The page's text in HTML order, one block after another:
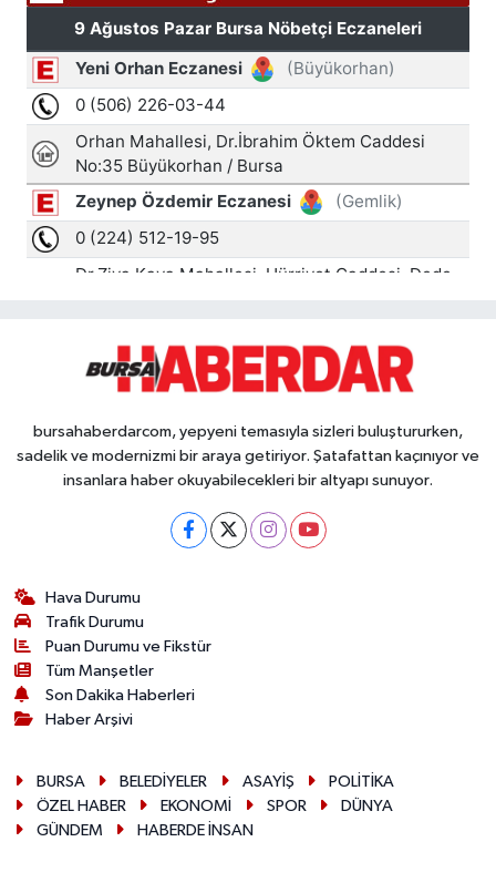
bursahaberdarcom, yepyeni temasıyla sizleri buluştururken,
sadelik ve modernizmi bir araya getiriyor. Şatafattan kaçınıyor ve
insanlara haber okuyabilecekleri bir altyapı sunuyor.
Hava Durumu
Trafik Durumu
Puan Durumu ve Fikstür
Tüm Manşetler
Son Dakika Haberleri
Haber Arşivi
BURSA BELEDİYELER ASAYİŞ
POLİTİKA
ÖZEL HABER
EKONOMİ SPOR
DÜNYA
GÜNDEM
HABERDE İNSAN